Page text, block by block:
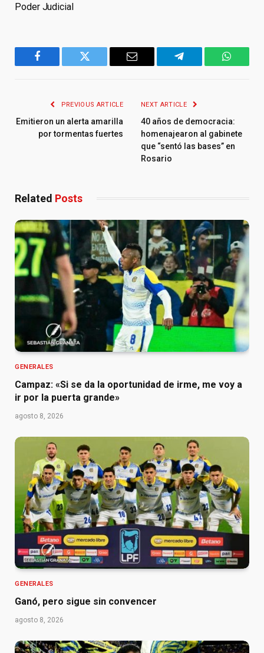
Poder Judicial
Facebook Twitter Email Telegram
PREVIOUS ARTICLE
Emitieron un alerta amarilla
por tormentas fuertes
NEXT ARTICLE
40 años de democracia:
homenajearon al gabinete
que “sentó las bases” en
Rosario
Related Posts
GENERALES
Campaz: «Si se da la oportunidad de irme, me voy a
ir por la puerta grande»
agosto 8, 2026
GENERALES
Ganó, pero sigue sin convencer
agosto 8, 2026